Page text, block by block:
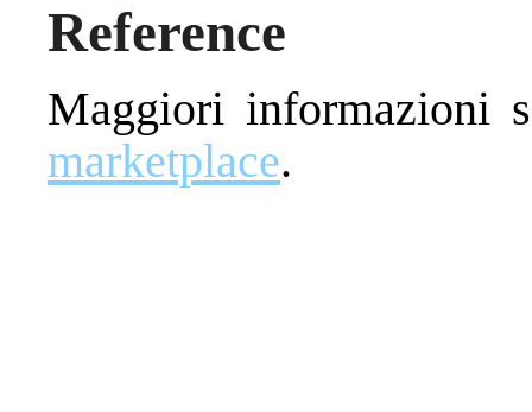
Reference
Maggiori informazioni
marketplace.